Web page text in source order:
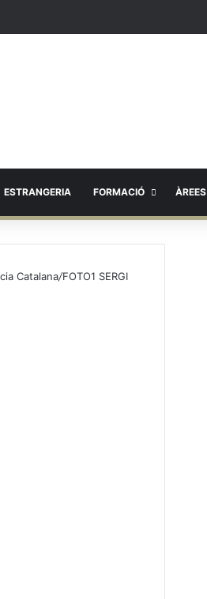
ESTRANGERIA FORMACIÓ ÀREES
Catalana/FOTO1 SERGI